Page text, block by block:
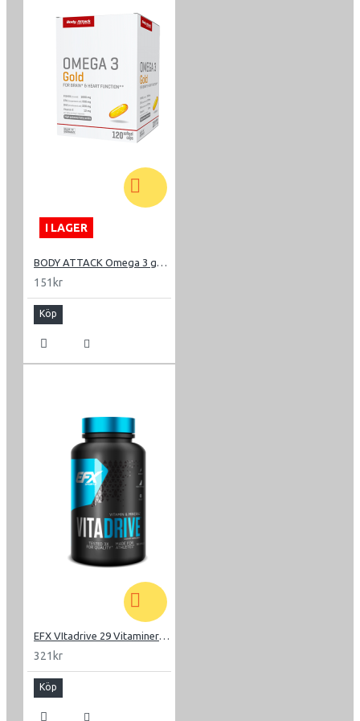
I LAGER
BODY ATTACK Omega 3 gold 120 kapsl
151kr
Köp
EFX VItadrive 29 Vitaminer-mineraler
321kr
Köp